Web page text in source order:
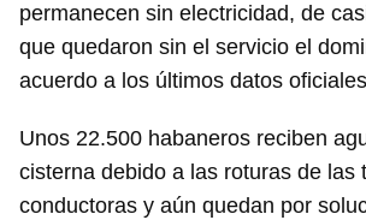
permanecen sin electricidad, de
que quedaron sin el servicio el
acuerdo a los últimos datos
Unos 22.500 habaneros reciben
cisterna debido a las roturas de las
conductoras y aún quedan por